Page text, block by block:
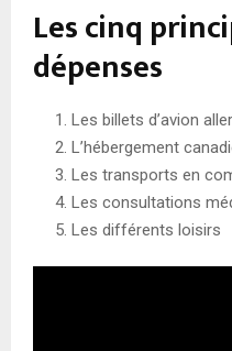
Les cinq
dépenses
Les billets d’avion
L’hébergement
Les transports en
Les consultations
Les différents loisirs